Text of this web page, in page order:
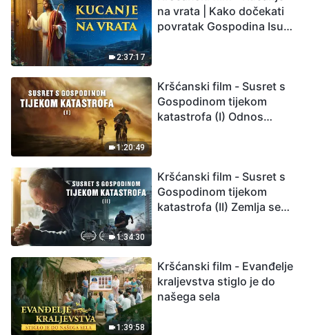
2:37:17
na vrata | Kako dočekati
povratak Gospodina Isusa
1:20:49
Kršćanski film - Susret s
Gospodinom tijekom
katastrofa (I) Odnos
1:34:30
Kršćanski film - Susret s
Gospodinom tijekom
katastrofa (II) Zemlja se
1:39:58
Kršćanski film - Evanđelje
kraljevstva stiglo je do
našega sela